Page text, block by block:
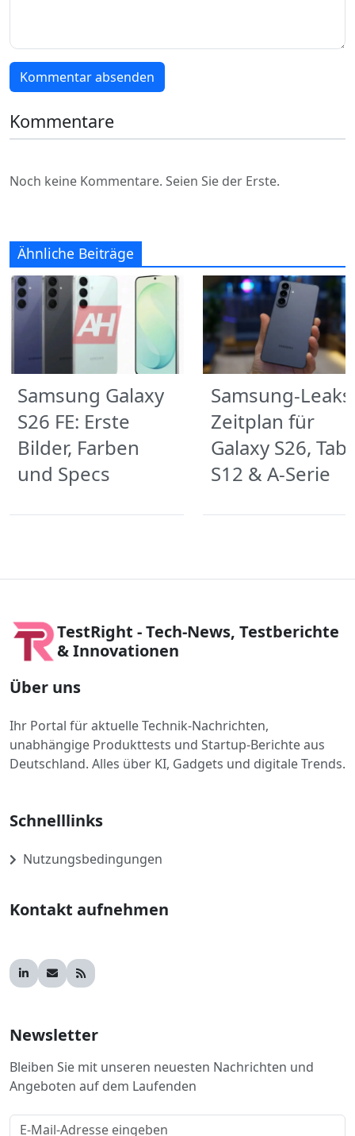
Kommentar absenden
Kommentare
Noch keine Kommentare. Seien Sie der Erste.
Ähnliche Beiträge
Samsung Galaxy
S26 FE: Erste
Bilder, Farben
und Specs
Samsung-
Zeitplan für
Galaxy S26, Tab
S12 & A-Serie
TestRight - Tech-News, Testberichte
& Innovationen
Über uns
Ihr Portal für aktuelle Technik-Nachrichten,
unabhängige Produkttests und Startup-Berichte aus
Deutschland. Alles über KI, Gadgets und digitale Trends.
Schnelllinks
Nutzungsbedingungen
Kontakt aufnehmen
Newsletter
Bleiben Sie mit unseren neuesten Nachrichten und
Angeboten auf dem Laufenden